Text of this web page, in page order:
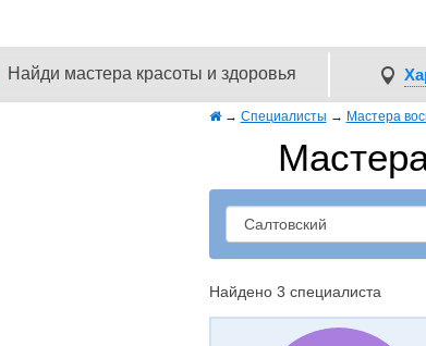
Найди мастера красоты и здоровья
→ Специалисты → Мастера
Найдено 3 специалиста